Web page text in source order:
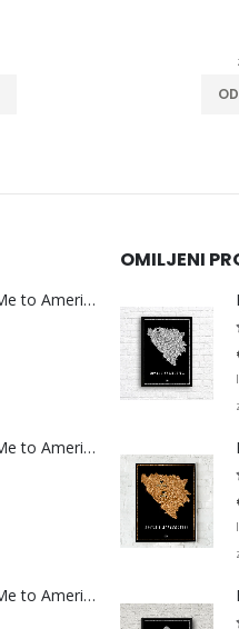
Bosna Take Me to America Navijačka Majica 3
Bosna Take Me to America Navijačka Majica 4
Bosna Take Me to America Navijačka Majica 2
OMILJENI